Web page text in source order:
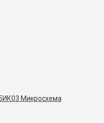
Микросхема